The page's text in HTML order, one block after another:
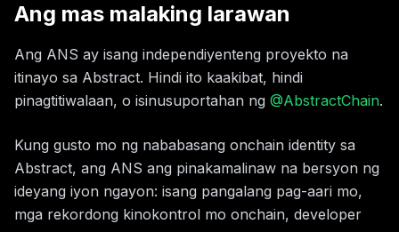
Ang mas malaking larawan
Ang ANS ay isang independiyenteng proyekto na
itinayo sa Abstract. Hindi ito kaakibat, hindi
pinagtitiwalaan, o isinusuportahan ng @AbstractChain.
Kung gusto mo ng nababasang onchain identity sa
Abstract, ang ANS ang pinakamalinaw na bersyon ng
ideyang iyon ngayon: isang pangalang pag-aari mo,
mga rekordong kinokontrol mo onchain, developer